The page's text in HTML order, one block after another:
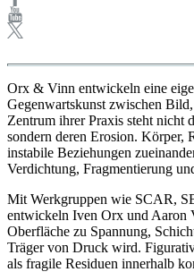
Orx & Vinn entwickeln eine
Gegenwartskunst zwischen
Zentrum ihrer Praxis steht nicht
sondern deren Erosion. Körper,
instabile Beziehungen
Verdichtung, Fragmentierung
Mit Werkgruppen wie SCAR,
entwickeln Iven Orx und Aaron
Oberfläche zu Spannung,
Träger von Druck wird.
als fragile Residuen innerhalb